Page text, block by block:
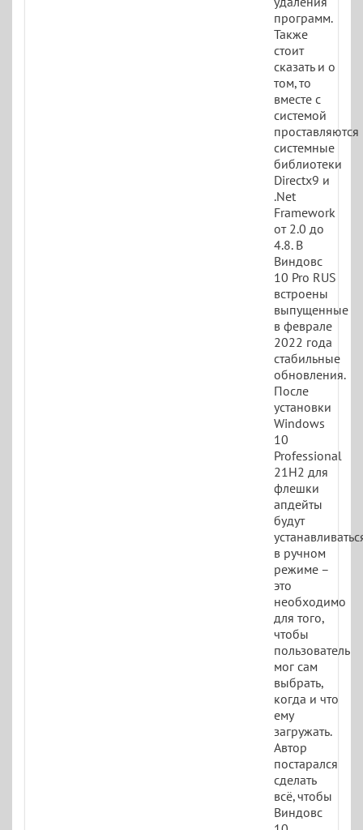
программ.
Также
стоит
сказать и о
том, то
вместе с
системой
проставляются
системные
библиотеки
Directx9 и
.Net
Framework
от 2.0 до
4.8. В
Виндовс
10 Pro RUS
встроены
выпущенные
в феврале
2022 года
стабильные
обновления.
После
установки
Windows
10
Professional
21H2 для
флешки
апдейты
будут
в ручном
режиме –
это
необходимо
для того,
чтобы
пользователь
мог сам
выбрать,
когда и что
ему
загружать.
Автор
постарался
сделать
всё, чтобы
Виндовс